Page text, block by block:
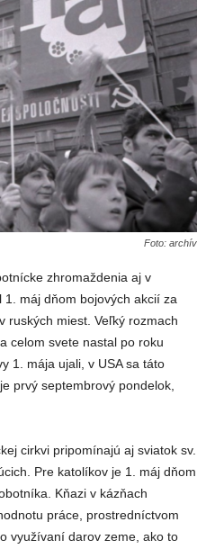
Foto: archív
zhromaždenia aj v
máj dňom bojových akcií za
ruských miest. Veľký rozmach
celom svete nastal po roku
1. mája ujali, v USA sa táto
prvý septembrový pondelok,
cirkvi pripomínajú aj sviatok sv.
Pre katolíkov je 1. máj dňom
Kňazi v kázňach
práce, prostredníctvom
využívaní darov zeme, ako to